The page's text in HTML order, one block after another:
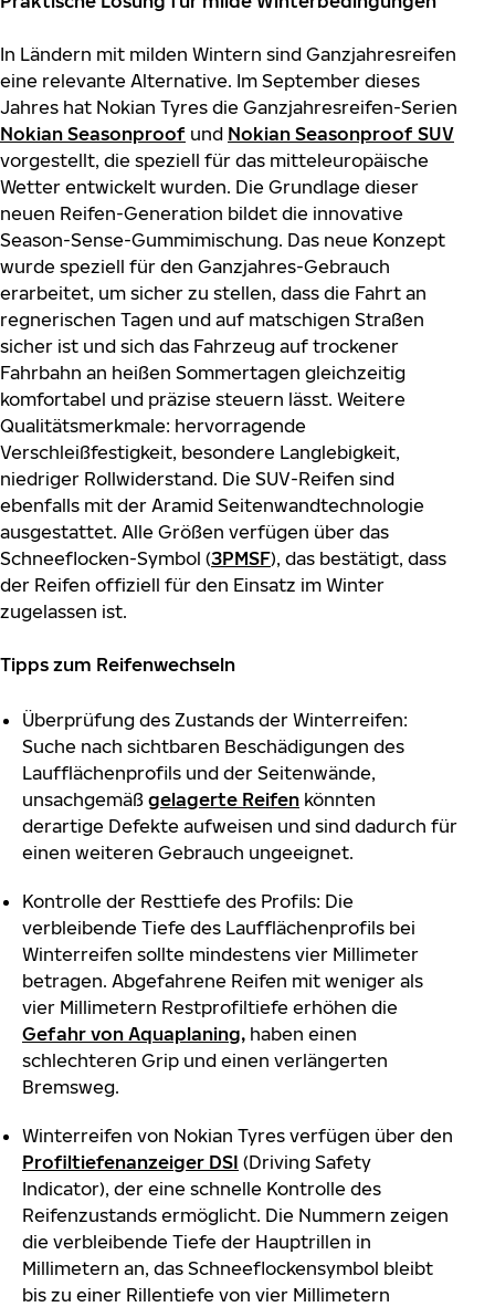
In Ländern mit milden Wintern sind Ganzjahresreifen
eine relevante Alternative. Im September dieses
Jahres hat Nokian Tyres die Ganzjahresreifen-Serien
Nokian Seasonproof und Nokian Seasonproof SUV
vorgestellt, die speziell für das mitteleuropäische
Wetter entwickelt wurden. Die Grundlage dieser
neuen Reifen-Generation bildet die innovative
Season-Sense-Gummimischung. Das neue Konzept
wurde speziell für den Ganzjahres-Gebrauch
erarbeitet, um sicher zu stellen, dass die Fahrt an
regnerischen Tagen und auf matschigen Straßen
sicher ist und sich das Fahrzeug auf trockener
Fahrbahn an heißen Sommertagen gleichzeitig
komfortabel und präzise steuern lässt. Weitere
Qualitätsmerkmale: hervorragende
Verschleißfestigkeit, besondere Langlebigkeit,
niedriger Rollwiderstand. Die SUV-Reifen sind
ebenfalls mit der Aramid Seitenwandtechnologie
ausgestattet. Alle Größen verfügen über das
Schneeflocken-Symbol (3PMSF), das bestätigt, dass
der Reifen offiziell für den Einsatz im Winter
zugelassen ist.
Tipps zum Reifenwechseln
Überprüfung des Zustands der Winterreifen:
Suche nach sichtbaren Beschädigungen des
Laufflächenprofils und der Seitenwände,
unsachgemäß gelagerte Reifen könnten
derartige Defekte aufweisen und sind dadurch für
einen weiteren Gebrauch ungeeignet.
Kontrolle der Resttiefe des Profils: Die
verbleibende Tiefe des Laufflächenprofils bei
Winterreifen sollte mindestens vier Millimeter
betragen. Abgefahrene Reifen mit weniger als
vier Millimetern Restprofiltiefe erhöhen die
Gefahr von Aquaplaning, haben einen
schlechteren Grip und einen verlängerten
Bremsweg.
Winterreifen von Nokian Tyres verfügen über den
Profiltiefenanzeiger DSI (Driving Safety
Indicator), der eine schnelle Kontrolle des
Reifenzustands ermöglicht. Die Nummern zeigen
die verbleibende Tiefe der Hauptrillen in
Millimetern an, das Schneeflockensymbol bleibt
bis zu einer Rillentiefe von vier Millimetern